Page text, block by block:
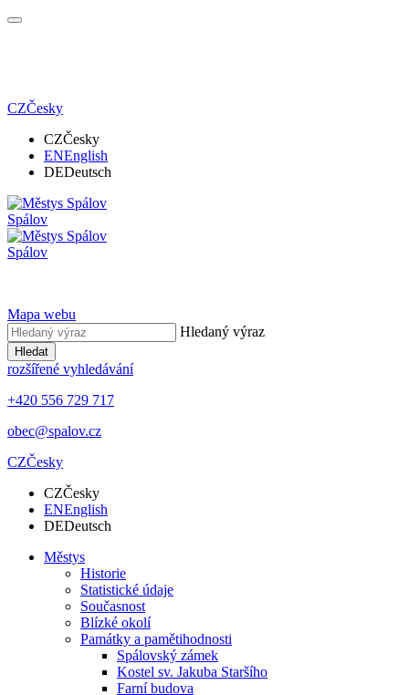
CZČesky
CZČesky
ENEnglish
DEDeutsch
Spálov
Spálov
Mapa webu
Hledaný výraz
Hledat
rozšířené vyhledávání
+420 556 729 717
obec@spalov.cz
CZČesky
CZČesky
ENEnglish
DEDeutsch
Městys
Historie
Statistické údaje
Současnost
Blízké okolí
Památky a pamětihodnosti
Spálovský zámek
Kostel sv. Jakuba Staršího
Farní budova